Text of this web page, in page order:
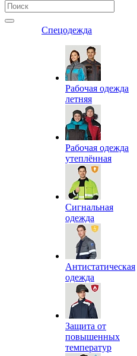
Спецодежда
Рабочая одежда
летняя
Рабочая одежда
утеплённая
Сигнальная
одежда
Антистатическая
одежда
Защита от
повышенных
температур